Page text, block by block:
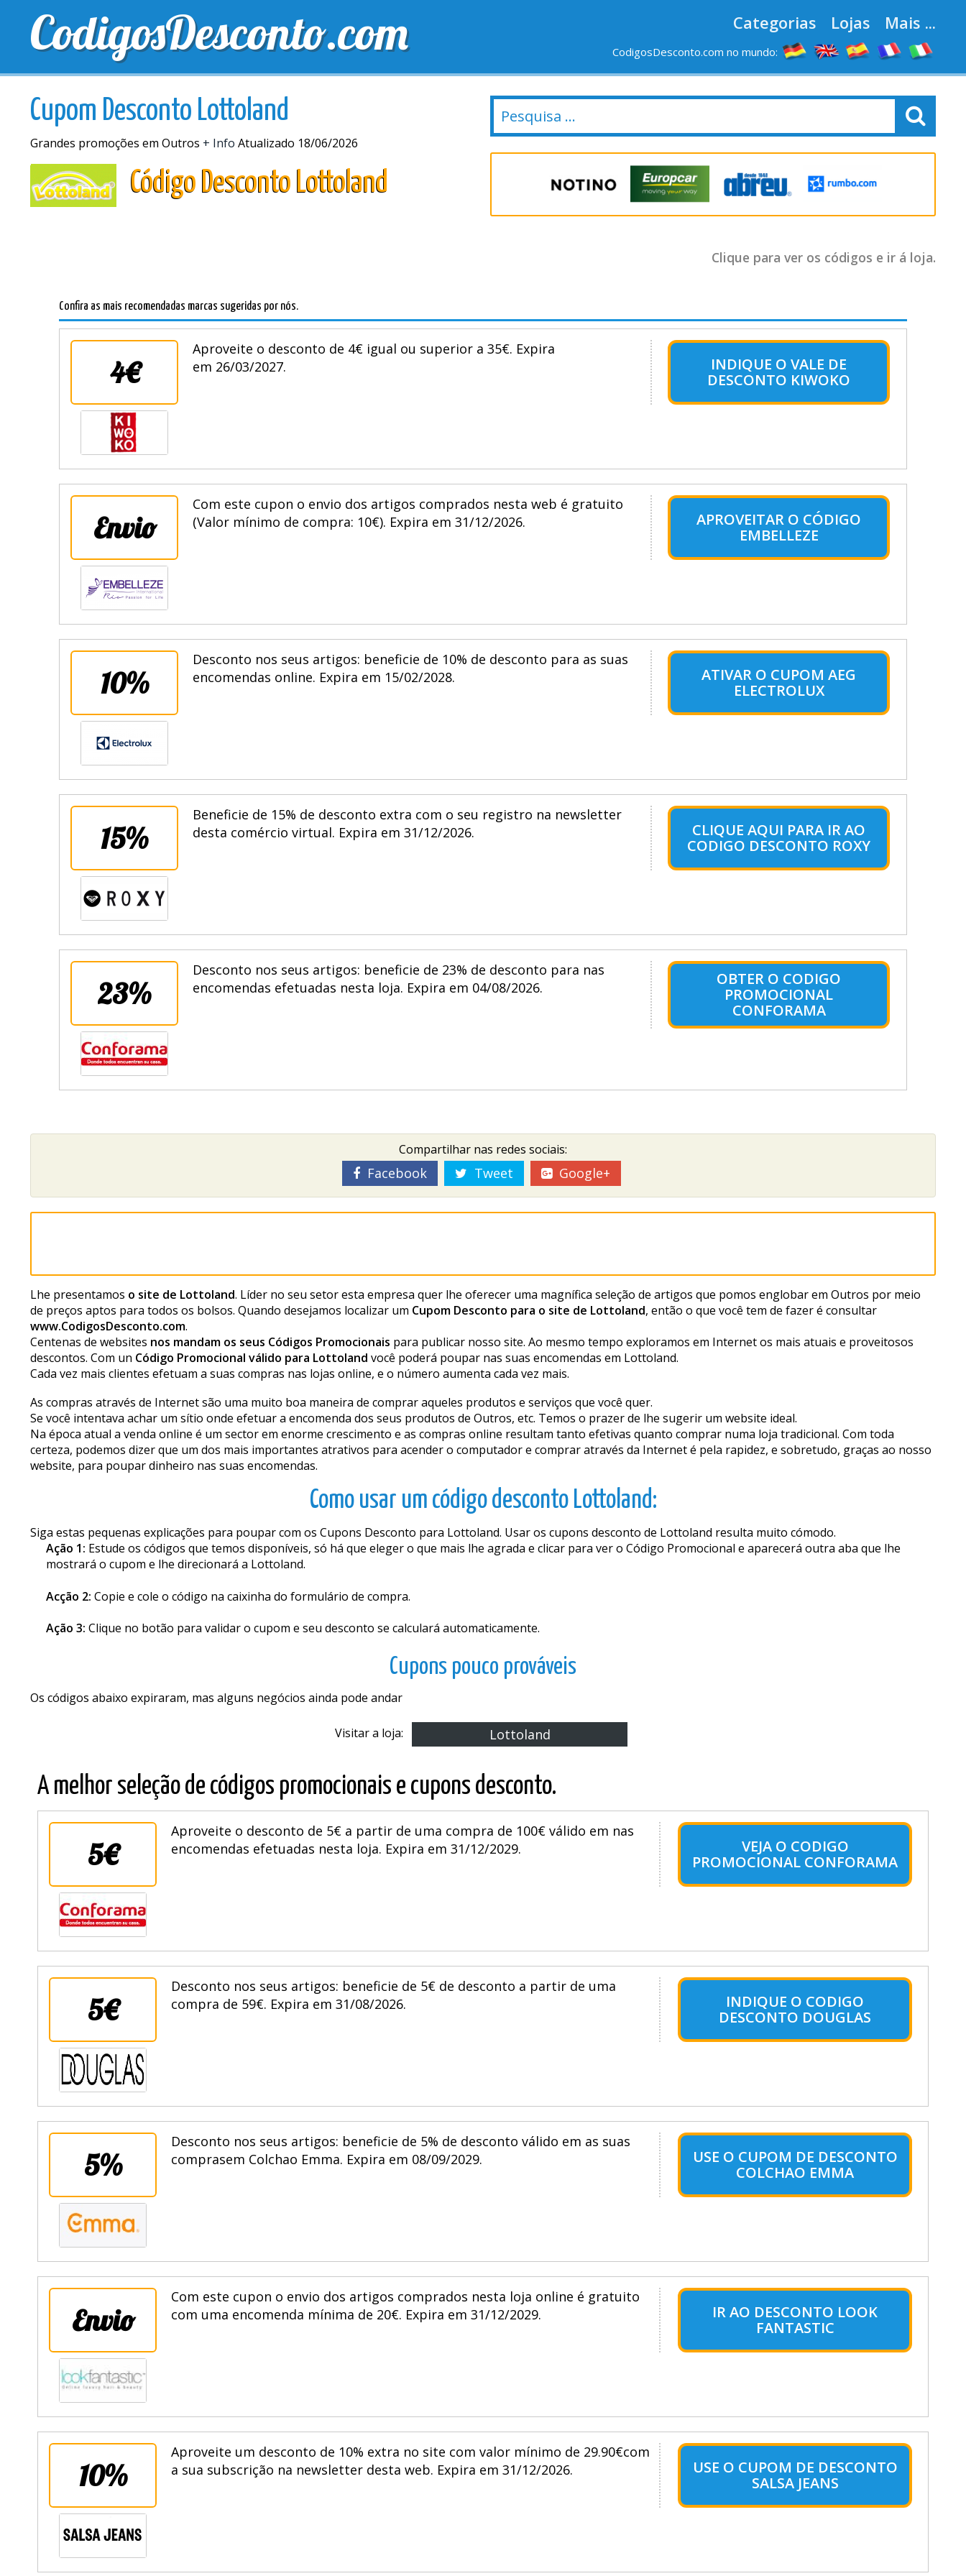
CodigosDesconto.com Categorias Lojas Mais ...
CodigosDesconto.com no mundo:
CUPONS EXCLUSIVOS NOVAS LOJAS
Cupom Desconto Lottoland
Grandes promoções em Outros + Info Atualizado 18/06/2026
Código Desconto Lottoland
Clique para ver os códigos e ir á loja.
Confira as mais recomendadas marcas sugeridas por nós.
4€
Aproveite o desconto de 4€ igual ou superior a 35€. Expira
em 26/03/2027.
INDIQUE O VALE DE
DESCONTO KIWOKO
Envio
Com este cupon o envio dos artigos comprados nesta web é gratuito
(Valor mínimo de compra: 10€). Expira em 31/12/2026.
APROVEITAR O CÓDIGO
EMBELLEZE
10%
Desconto nos seus artigos: beneficie de 10% de desconto para as suas
encomendas online. Expira em 15/02/2028.
ATIVAR O CUPOM AEG
ELECTROLUX
15%
Beneficie de 15% de desconto extra com o seu registro na newsletter
desta comércio virtual. Expira em 31/12/2026.
CLIQUE AQUI PARA IR AO
CODIGO DESCONTO ROXY
23%
Desconto nos seus artigos: beneficie de 23% de desconto para nas
encomendas efetuadas nesta loja. Expira em 04/08/2026.
OBTER O CODIGO
PROMOCIONAL
CONFORAMA
Compartilhar nas redes sociais:
Facebook Tweet Google+
Lhe presentamos o site de Lottoland. Líder no seu setor esta empresa quer lhe oferecer uma magnífica seleção de artigos que pomos englobar em Outros por meio
de preços aptos para todos os bolsos. Quando desejamos localizar um Cupom Desconto para o site de Lottoland, então o que você tem de fazer é consultar
www.CodigosDesconto.com.
Centenas de websites nos mandam os seus Códigos Promocionais para publicar nosso site. Ao mesmo tempo exploramos em Internet os mais atuais e proveitosos
descontos. Com un Código Promocional válido para Lottoland você poderá poupar nas suas encomendas em Lottoland.
Cada vez mais clientes efetuam a suas compras nas lojas online, e o número aumenta cada vez mais.
As compras através de Internet são uma muito boa maneira de comprar aqueles produtos e serviços que você quer.
Se você intentava achar um sítio onde efetuar a encomenda dos seus produtos de Outros, etc. Temos o prazer de lhe sugerir um website ideal.
Na época atual a venda online é um sector em enorme crescimento e as compras online resultam tanto efetivas quanto comprar numa loja tradicional. Com toda
certeza, podemos dizer que um dos mais importantes atrativos para acender o computador e comprar através da Internet é pela rapidez, e sobretudo, graças ao nosso
website, para poupar dinheiro nas suas encomendas.
Como usar um código desconto Lottoland:
Siga estas pequenas explicações para poupar com os Cupons Desconto para Lottoland. Usar os cupons desconto de Lottoland resulta muito cómodo.
Ação 1: Estude os códigos que temos disponíveis, só há que eleger o que mais lhe agrada e clicar para ver o Código Promocional e aparecerá outra aba que lhe
mostrará o cupom e lhe direcionará a Lottoland.
Acção 2: Copie e cole o código na caixinha do formulário de compra.
Ação 3: Clique no botão para validar o cupom e seu desconto se calculará automaticamente.
Cupons pouco prováveis
Os códigos abaixo expiraram, mas alguns negócios ainda pode andar
Visitar a loja: Lottoland
A melhor seleção de códigos promocionais e cupons desconto.
5€
Aproveite o desconto de 5€ a partir de uma compra de 100€ válido em nas
encomendas efetuadas nesta loja. Expira em 31/12/2029.
VEJA O CODIGO
PROMOCIONAL CONFORAMA
5€
Desconto nos seus artigos: beneficie de 5€ de desconto a partir de uma
compra de 59€. Expira em 31/08/2026.
INDIQUE O CODIGO
DESCONTO DOUGLAS
5%
Desconto nos seus artigos: beneficie de 5% de desconto válido em as suas
comprasem Colchao Emma. Expira em 08/09/2029.
USE O CUPOM DE DESCONTO
COLCHAO EMMA
Envio
Com este cupon o envio dos artigos comprados nesta loja online é gratuito
com uma encomenda mínima de 20€. Expira em 31/12/2029.
IR AO DESCONTO LOOK
FANTASTIC
10%
Aproveite um desconto de 10% extra no site com valor mínimo de 29.90€com
a sua subscrição na newsletter desta web. Expira em 31/12/2026.
USE O CUPOM DE DESCONTO
SALSA JEANS